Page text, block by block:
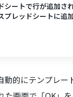
シートで行が追加さ
プレッドシートに追
動的にテンプレー